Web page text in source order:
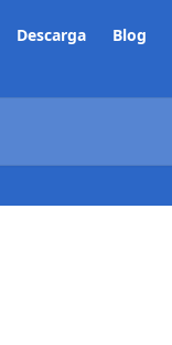
Descarga Blog